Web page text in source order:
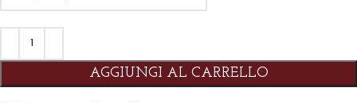
AGGIUNGI AL CARRELLO